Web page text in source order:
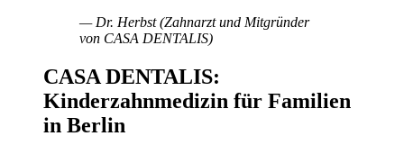
— Dr. Herbst (Zahnarzt und Mitgründer
von CASA DENTALIS)
CASA DENTALIS:
Kinderzahnmedizin für Familien
in Berlin